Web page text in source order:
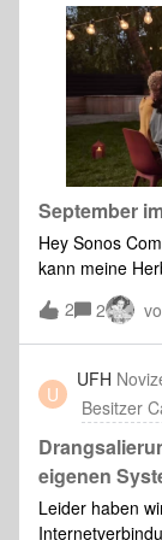
September
Hey Sonos
kann meine
angeschaut
Wir starten
was im letzten
ist. 🎉Diesen
Sonos, turn on
Lösungen: Ihr
mehr als 140
Fehler behebst,
hier bist. Hier
2 2
U
UFH
Besitzer
eigenen
Leider haben